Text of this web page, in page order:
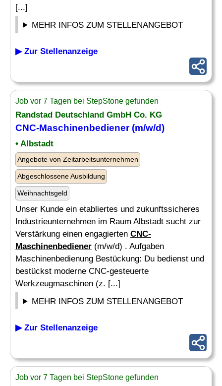
[...]
MEHR INFOS ZUM STELLENANGEBOT
▶ Zur Stellenanzeige
Job vor 7 Tagen bei StepStone gefunden
Randstad Deutschland GmbH Co. KG
CNC-Maschinenbediener(m/w/d)
• Albstadt
Angebote von Zeitarbeitsunternehmen
Abgeschlossene Ausbildung
Weihnachtsgeld
Unser Kunde ein etabliertes und zukunftssicheres
Industrieunternehmen im Raum Albstadt sucht zur
Verstärkung einen engagierten CNC-
Maschinenbediener (m/w/d) . Aufgaben
Maschinenbedienung Bestückung: Du bedienst und
bestückst moderne CNC-gesteuerte
Werkzeugmaschinen (z. [...]
MEHR INFOS ZUM STELLENANGEBOT
▶ Zur Stellenanzeige
Job vor 7 Tagen bei StepStone gefunden